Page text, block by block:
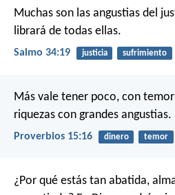
Muchas son las angustias del
librará de todas ellas.
Salmo 34:19 justicia sufrimiento
Más vale tener poco, con temor
riquezas con grandes angustias.
Proverbios 15:16 dinero temor
¿Por qué estás tan abatida,